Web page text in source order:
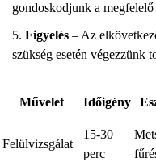
gondoskodjunk a
Figyelés – Az
szükség esetén végezzünk
Művelet Időigény
Felülvizsgálat
15-30
perc